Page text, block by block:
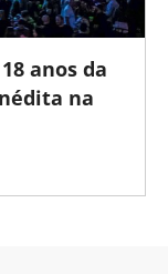
anos da
na